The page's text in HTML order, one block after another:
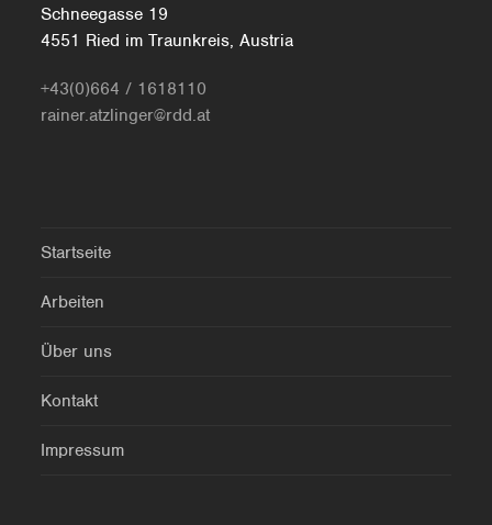
Schneegasse 19
4551 Ried im Traunkreis, Austria
+43(0)664 / 1618110
rainer.atzlinger@rdd.at
Startseite
Arbeiten
Über uns
Kontakt
Impressum